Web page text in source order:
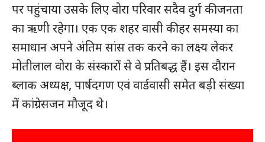
पर पहुंचाया उसके लिए वोरा परिवार सदैव दुर्ग की जनता
का ऋणी रहेगा। एक एक शहर वासी की हर समस्या का
समाधान अपने अंतिम सांस तक करने का लक्ष्य लेकर
मोतीलाल वोरा के संस्कारों से वे प्रतिबद्ध हैं। इस दौरान
ब्लाक अध्यक्ष, पार्षदगण एवं वार्डवासी समेत बड़ी संख्या
में कांग्रेसजन मौजूद थे।